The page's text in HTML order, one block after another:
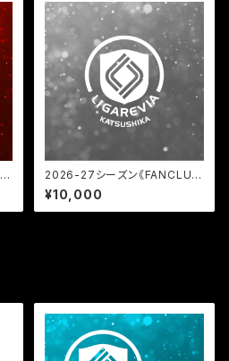
2026-27シーズン《FANCLU
B》SILVER会員
¥10,000